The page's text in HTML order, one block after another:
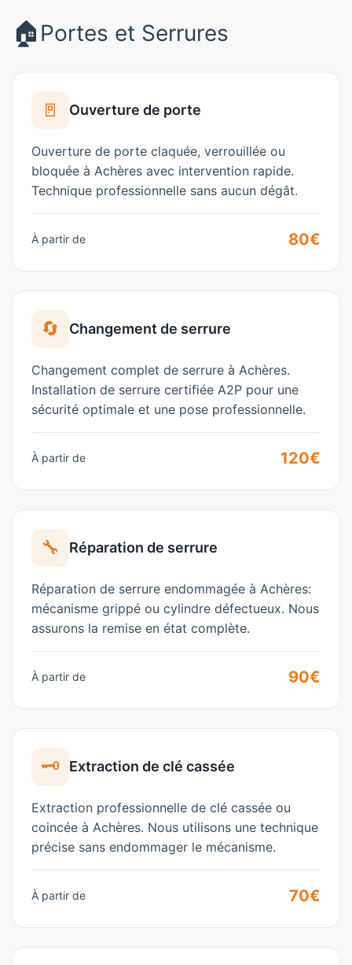
🏠 Portes et Serrures
🚪 Ouverture de porte
Ouverture de porte claquée, verrouillée ou
bloquée à Achères avec intervention rapide.
Technique professionnelle sans aucun dégât.
À partir de 80€
🔄 Changement de serrure
Changement complet de serrure à Achères.
Installation de serrure certifiée A2P pour une
sécurité optimale et une pose professionnelle.
À partir de 120€
🔧 Réparation de serrure
Réparation de serrure endommagée à Achères:
mécanisme grippé ou cylindre défectueux. Nous
assurons la remise en état complète.
À partir de 90€
🗝️ Extraction de clé cassée
Extraction professionnelle de clé cassée ou
coincée à Achères. Nous utilisons une technique
précise sans endommager le mécanisme.
À partir de 70€